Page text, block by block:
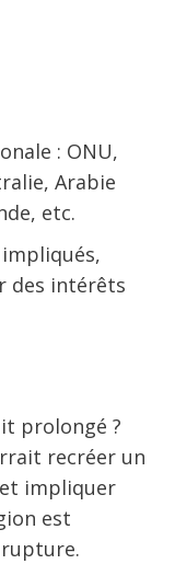
: ONU,
Arabie
etc.
des intérêts
prolongé ?
recréer un
impliquer
est